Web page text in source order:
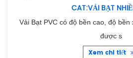
CAT:VẢI BẠT
Vải Bạt PVC có độ bền cao, độ
được s
Xem chi tiết